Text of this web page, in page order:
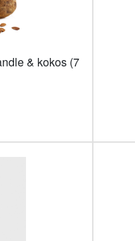
& kokos (7